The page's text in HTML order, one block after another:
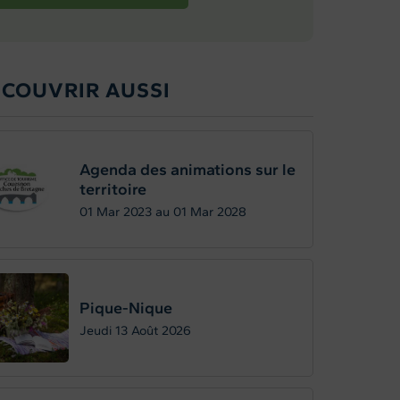
AUSSI
Agenda des animations sur le
territoire
01 Mar 2023 au 01 Mar 2028
Pique-Nique
Jeudi 13 Août 2026